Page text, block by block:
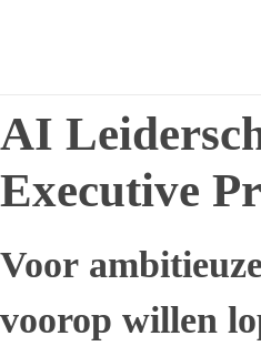
HOME
AI
Executive
Voor
voorop willen